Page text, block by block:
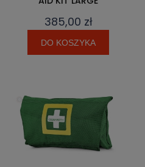
385,00 zł
DO KOSZYKA